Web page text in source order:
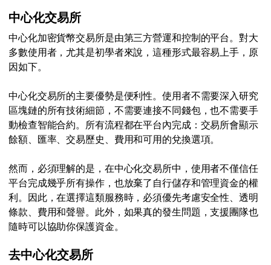
中心化交易所
中心化加密貨幣交易所是由第三方營運和控制的平台。對大
多數使用者，尤其是初學者來說，這種形式最容易上手，原
因如下。
中心化交易所的主要優勢是便利性。使用者不需要深入研究
區塊鏈的所有技術細節，不需要連接不同錢包，也不需要手
動檢查智能合約。所有流程都在平台內完成：交易所會顯示
餘額、匯率、交易歷史、費用和可用的兌換選項。
然而，必須理解的是，在中心化交易所中，使用者不僅信任
平台完成幾乎所有操作，也放棄了自行儲存和管理資金的權
利。因此，在選擇這類服務時，必須優先考慮安全性、透明
條款、費用和聲譽。此外，如果真的發生問題，支援團隊也
隨時可以協助你保護資金。
去中心化交易所